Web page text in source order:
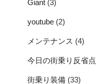
Giant (3)
youtube (2)
メンテナンス (4)
今日の街乗り反省点
街乗り装備 (33)